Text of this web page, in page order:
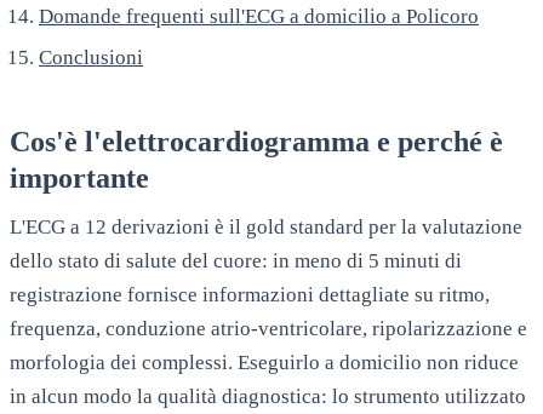
Domande frequenti sull'ECG a domicilio a Policoro
Conclusioni
Cos'è l'elettrocardiogramma e perché è
importante
L'ECG a 12 derivazioni è il gold standard per la valutazione
dello stato di salute del cuore: in meno di 5 minuti di
registrazione fornisce informazioni dettagliate su ritmo,
frequenza, conduzione atrio-ventricolare, ripolarizzazione e
morfologia dei complessi. Eseguirlo a domicilio non riduce
in alcun modo la qualità diagnostica: lo strumento utilizzato